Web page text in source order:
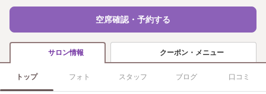
空席確認・予約する
サロン情報 クーポン・メニュー
トップ フォト スタッフ ブログ 口コミ